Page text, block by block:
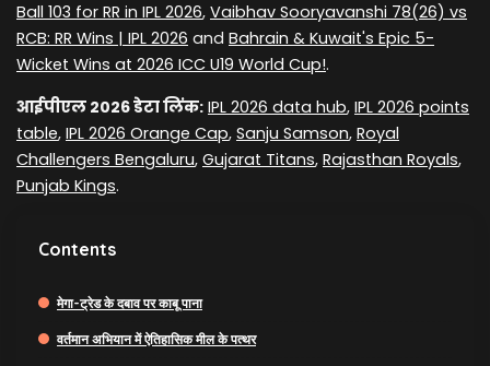
Ball 103 for RR in IPL 2026, Vaibhav Sooryavanshi 78(26) vs
RCB: RR Wins | IPL 2026 and Bahrain & Kuwait's Epic 5-
Wicket Wins at 2026 ICC U19 World Cup!.
आईपीएल 2026 डेटा लिंक: IPL 2026 data hub, IPL 2026 points
table, IPL 2026 Orange Cap, Sanju Samson, Royal
Challengers Bengaluru, Gujarat Titans, Rajasthan Royals,
Punjab Kings.
Contents
मेगा-ट्रेड के दबाव पर काबू पाना
वर्तमान अभियान में ऐतिहासिक मील के पत्थर